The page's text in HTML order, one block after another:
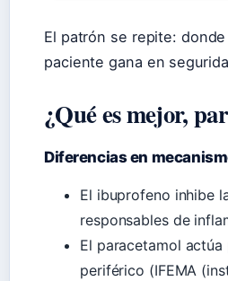
El patrón se repite:
paciente gana en
¿Qué es mejor,
Diferencias en
El ibuprofeno inhibe
responsables de
El paracetamol
periférico (IFEMA